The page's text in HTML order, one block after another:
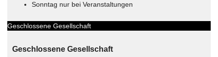
Sonntag nur bei Veranstaltungen
Geschlossene Gesellschaft
Geschlossene Gesellschaft